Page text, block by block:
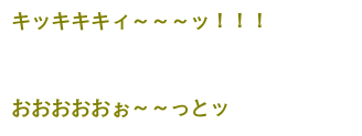
キッキキキィ～～～ッ！！！
おおおおおぉ～～っとッ